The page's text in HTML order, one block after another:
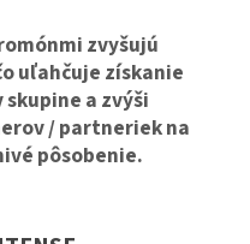
zvyšujú
uľahčuje získanie
a zvýši
/ partneriek na
pôsobenie.